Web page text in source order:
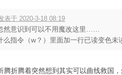
表于 2020-3-18 08:19
然意识到可以不用魔改这里……
么指令（w？）里面加一行已读变色未
腾折腾着突然想到其实可以曲线救国